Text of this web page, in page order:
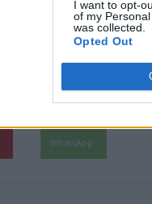
I want to opt-
of my
was collected.
Opted Out
WhatsApp